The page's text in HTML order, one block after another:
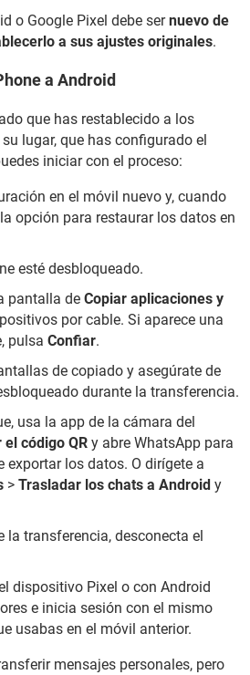
o Google Pixel debe sernuevo de
a sus ajustes originales.
a Android
que has restablecido a los
lugar, que has configurado el
iniciar con el proceso:
en el móvil nuevo y, cuando
opción para restaurar los datos en
esté desbloqueado.
pantalla de Copiar aplicaciones y
por cable. Si aparece una
pulsa Confiar.
de copiado y asegúrate de
durante la transferencia.
usa la app de la cámara del
código QR y abre WhatsApp para
exportar los datos. O dirígete a
> Trasladar los chats a Android y
la transferencia, desconecta el
dispositivo Pixel o con Android
e inicia sesión con el mismo
usabas en el móvil anterior.
mensajes personales, pero